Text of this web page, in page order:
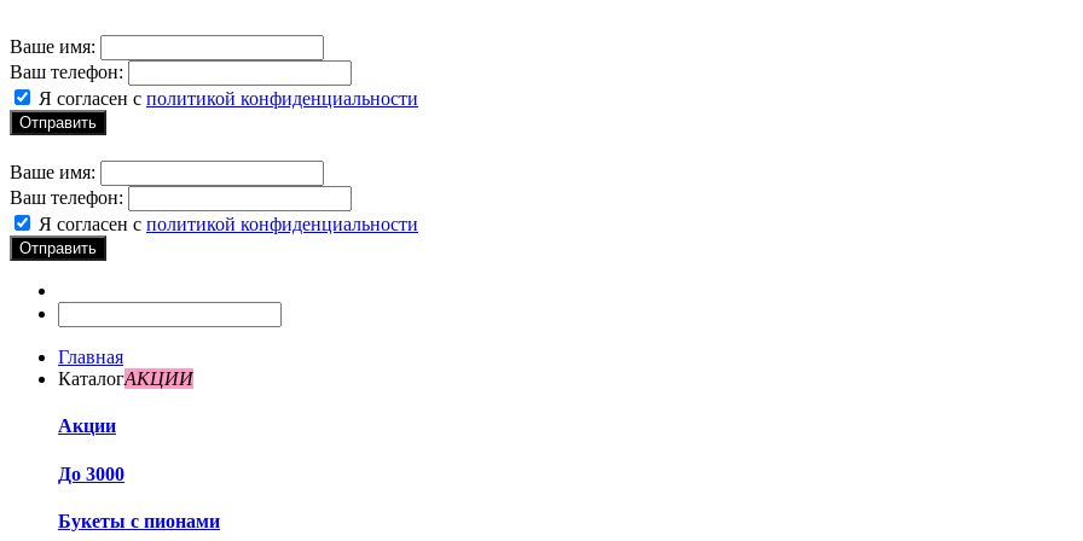
Ваше имя:
Ваш телефон:
Я согласен с политикой конфиденциальности
Отправить
Ваше имя:
Ваш телефон:
Я согласен с политикой конфиденциальности
Отправить
Главная
КаталогАКЦИИ
Акции
До 3000
Букеты с пионами